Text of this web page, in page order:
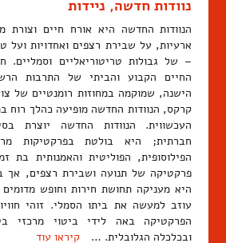
נוודות חדשה, ניידות
הנוודות החדשה היא אורח חיים
ארעיות, על שבירת רצפים ואחדויות
– של גבולות טריטוריאליים וסמליים.
החיים הקבוע והביתי של התרבות
הישנה, שמוקמה במחוזות רומנטיים של
קרקס, הנוודות החדשה מופיעה כהלך רוח
העכשווית. הנוודות החדשה יוצרת
חברתית; היא בולטת בפרקטיקות
הפילוסופית, הפוליטית והאמנותית בת
פרקטיקה של תנועה ושבירת רצפים, אך
היא מעניקה תחושת חירות וחופש
עוזב למעשה את ביתו הסמלי. זוהי
הפרקטיקה באה לידי ביטוי מרכזי
ובכלכלה הגלובלית. … קיראו עוד